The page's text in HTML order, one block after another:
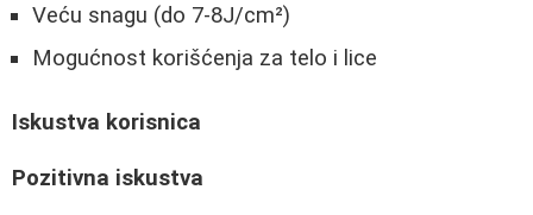
Veću snagu (do 7-8J/cm²)
Mogućnost korišćenja za telo i lice
Iskustva korisnica
Pozitivna iskustva